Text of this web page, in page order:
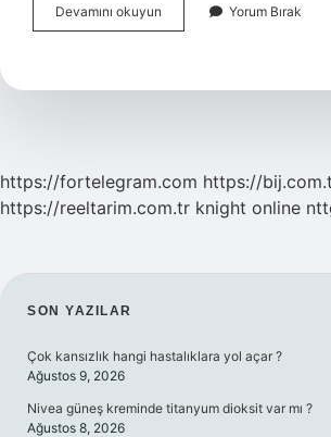
Devamını okuyun
Basamağında
Yorum Bırak
https://fortelegram.com https://
https://reeltarim.com.tr knight online
SIDEBAR
SON YAZILAR
Çok kansızlık hangi hastalıklara yol açar ?
Ağustos 9, 2026
Nivea güneş kreminde titanyum dioksit var mı ?
Ağustos 8, 2026